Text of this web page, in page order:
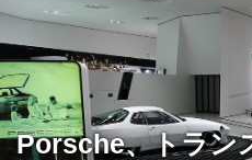
Porsche、トラン